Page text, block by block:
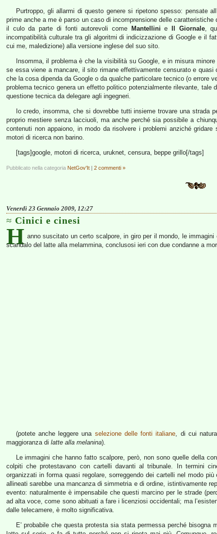
Purtroppo, gli allarmi di questo genere si ripetono spesso: pensate
prime anche a me è parso un caso di incomprensione delle
il culo da parte di fonti autorevoli come
Mantellini e Il Giornale,
incompatibilità culturale tra gli algoritmi di indicizzazione di Google e il
cui me, maledizione) alla versione inglese del suo sito.
Insomma, il problema è che la visibilità su Google, e in misura
se essa viene a mancare, il sito rimane effettivamente censurato e
che la cosa dipenda da Google o da qualche particolare tecnico (o errore
problema tecnico genera un effetto politico potenzialmente rilevante, tale
questione tecnica da delegare agli ingegneri.
Io credo, insomma, che si dovrebbe tutti insieme trovare una strada
proprio mestiere senza lacciuoli, ma anche perché sia possibile a
contenuti non appaiono, in modo da risolvere i problemi anziché
motori di ricerca non barino.
[tags]google, motori di ricerca, uruknet, censura, beppe grillo[/tags]
Pubblicato nella categoria NetGov'It | 2 commenti »
Venerdì 23 Gennaio 2009, 12:27
Cinici e cinesi
H anno suscitato un certo scalpore, in giro per il mondo, le
scandalo del latte alla melammina, conclusosi ieri con due condanne a
(potete anche leggere una selezione delle fonti italiane, di cui
maggioranza di latte alla melanina).
Le immagini che hanno fatto scalpore, però, non sono quelle della
colpiti che protestavano con cartelli davanti al tribunale. In termini
organizzati in forma quasi regolare, sorreggendo dei cartelli nel modo
allineati sarebbe una mancanza di simmetria e di ordine, istintivamente
evento: naturalmente è impensabile che questi marcino per le strade
ad alta voce, come sono abituati a fare i licenziosi occidentali; ma
dalle telecamere, è molto significativa.
E’ probabile che questa protesta sia stata permessa perché